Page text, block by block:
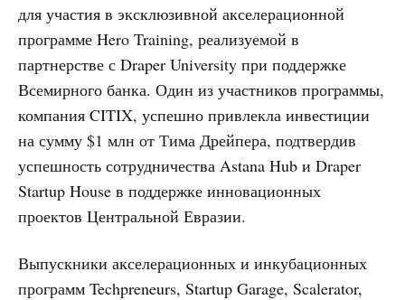
для участия в эксклюзивной акселерационной
программе Hero Training, реализуемой в
партнерстве с Draper University при поддержке
Всемирного банка. Один из участников программы,
компания CITIX, успешно привлекла инвестиции
на сумму $1 млн от Тима Дрейпера, подтвердив
успешность сотрудничества Astana Hub и Draper
Startup House в поддержке инновационных
проектов Центральной Евразии.
Выпускники акселерационных и инкубационных
программ Techpreneurs, Startup Garage, Scalerator,